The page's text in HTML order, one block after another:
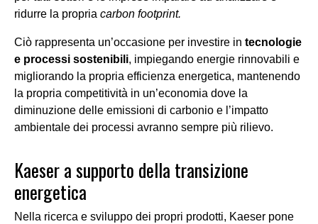
ridurre la propria carbon footprint.
Ciò rappresenta un’occasione per investire in tecnologie
e processi sostenibili, impiegando energie rinnovabili e
migliorando la propria efficienza energetica, mantenendo
la propria competitività in un’economia dove la
diminuzione delle emissioni di carbonio e l’impatto
ambientale dei processi avranno sempre più rilievo.
Kaesera supporto della transizione
energetica
Nella ricerca e sviluppo dei propri prodotti, Kaeser pone